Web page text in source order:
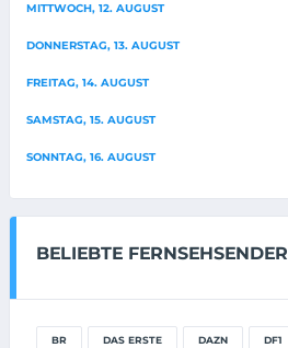
MITTWOCH, 12. AUGUST
DONNERSTAG, 13. AUGUST
FREITAG, 14. AUGUST
SAMSTAG, 15. AUGUST
SONNTAG, 16. AUGUST
BELIEBTE FERNSEHSENDER
BR DAS ERSTE DAZN DF1